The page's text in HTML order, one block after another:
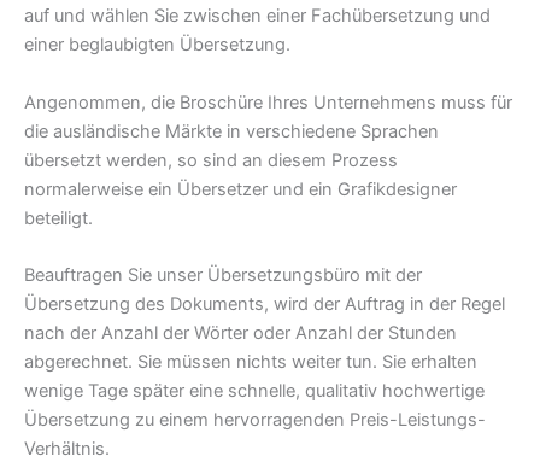
auf und wählen Sie zwischen einer Fachübersetzung und
einer beglaubigten Übersetzung.
Angenommen, die Broschüre Ihres Unternehmens muss für
die ausländische Märkte in verschiedene Sprachen
übersetzt werden, so sind an diesem Prozess
normalerweise ein Übersetzer und ein Grafikdesigner
beteiligt.
Beauftragen Sie unser Übersetzungsbüro mit der
Übersetzung des Dokuments, wird der Auftrag in der Regel
nach der Anzahl der Wörter oder Anzahl der Stunden
abgerechnet. Sie müssen nichts weiter tun. Sie erhalten
wenige Tage später eine schnelle, qualitativ hochwertige
Übersetzung zu einem hervorragenden Preis-Leistungs-
Verhältnis.